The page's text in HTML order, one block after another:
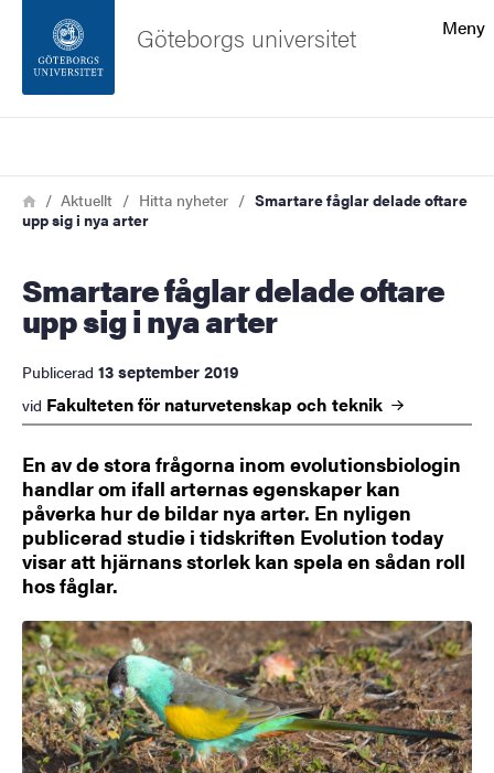
Sidfoten
Om webbplatsen
Meny
Göteborgs universitet
Länkstig
HemAktuellt Hitta nyheter
Smartare fåglar delade oftare
upp sig i nya arter
Smartare fåglar delade oftare
upp sig i nya arter
Publicerad 13 september 2019
vid Fakulteten för naturvetenskap och teknik
En av de stora frågorna inom evolutionsbiologin
handlar om ifall arternas egenskaper kan
påverka hur de bildar nya arter. En nyligen
publicerad studie i tidskriften Evolution today
visar att hjärnans storlek kan spela en sådan roll
hos fåglar.